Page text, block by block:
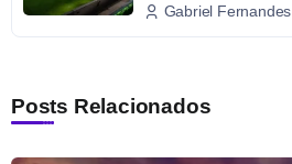
Gabriel Fernandes
Posts Relacionados